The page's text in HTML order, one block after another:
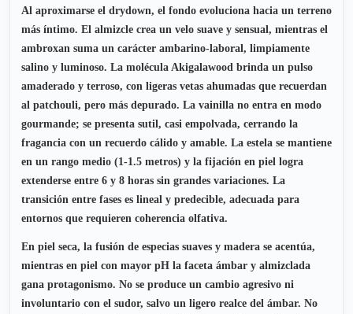
Al aproximarse el drydown, el fondo evoluciona hacia un terreno
más íntimo. El almizcle crea un velo suave y sensual, mientras el
ambroxan suma un carácter ambarino-laboral, limpiamente
salino y luminoso. La molécula Akigalawood brinda un pulso
amaderado y terroso, con ligeras vetas ahumadas que recuerdan
al patchouli, pero más depurado. La vainilla no entra en modo
gourmande; se presenta sutil, casi empolvada, cerrando la
fragancia con un recuerdo cálido y amable. La estela se mantiene
en un rango medio (1-1.5 metros) y la fijación en piel logra
extenderse entre 6 y 8 horas sin grandes variaciones. La
transición entre fases es lineal y predecible, adecuada para
entornos que requieren coherencia olfativa.
En piel seca, la fusión de especias suaves y madera se acentúa,
mientras en piel con mayor pH la faceta ámbar y almizclada
gana protagonismo. No se produce un cambio agresivo ni
involuntario con el sudor, salvo un ligero realce del ámbar. No